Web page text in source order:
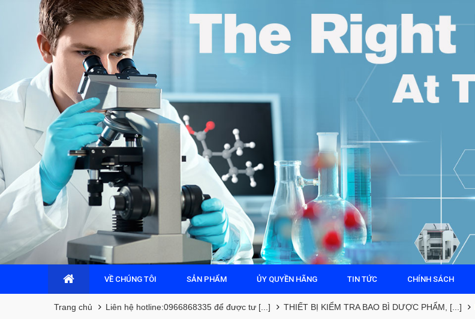
VỀ CHÚNG TÔI SẢN PHẨM ỦY QUYỀN HÃNG TIN TỨC CHÍNH SÁCH
Trang chủ Liên hệ hotline:0966868335 để được tư [...] THIẾT BỊ KIỂM TRA BAO BÌ DƯỢC PHẨM, [...]